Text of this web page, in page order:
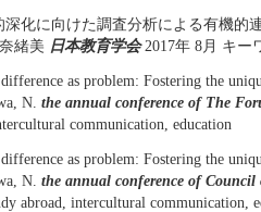
深化に向けた調査分析による有機
緒美 日本教育学会2017年 8月 キー
difference as problem: Fostering the
N. the annual conference of The
communication, education
difference as problem: Fostering the
N. the annual conference of
abroad, intercultural communication,